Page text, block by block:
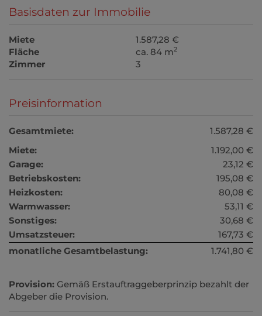
Basisdaten zur Immobilie
Miete
1.587,28 €
Fläche
ca. 84 m2
Zimmer 3
Preisinformation
Gesamtmiete:
1.587,28 €
Miete:
1.192,00 €
Garage:
23,12 €
Betriebskosten:
195,08 €
Heizkosten:
80,08 €
Warmwasser:
53,11 €
Sonstiges:
30,68 €
Umsatzsteuer:
167,73 €
monatliche Gesamtbelastung:
1.741,80 €
Provision: Gemäß Erstauftraggeberprinzip bezahlt der
Abgeber die Provision.